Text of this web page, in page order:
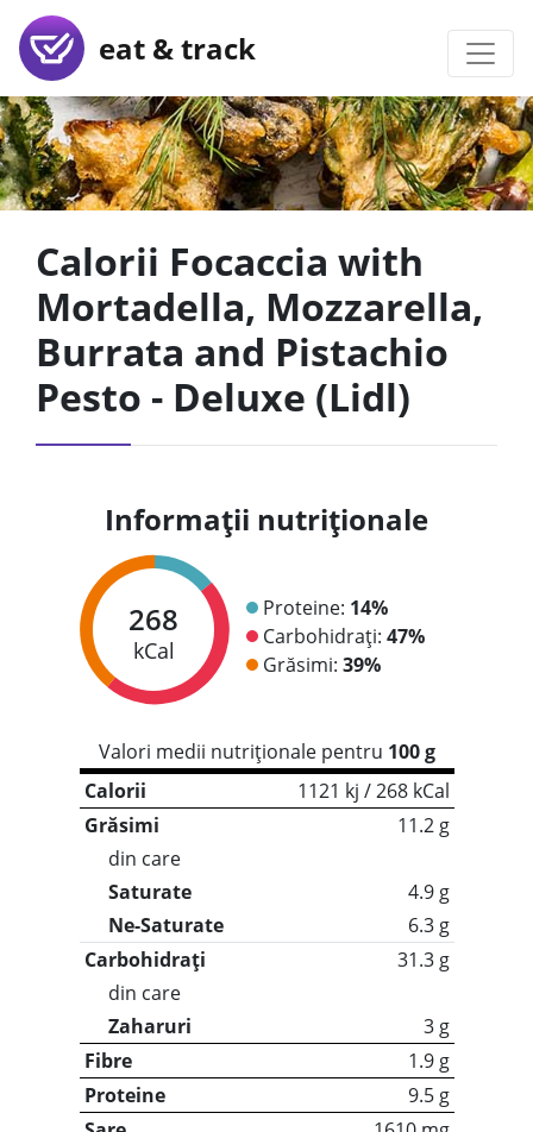
eat & track
Calorii Focaccia with
Mortadella, Mozzarella,
Burrata and Pistachio
Pesto - Deluxe (Lidl)
Informații nutriționale
268
kCal
Proteine: 14%
Carbohidrați: 47%
Grăsimi: 39%
Valori medii nutriționale pentru 100 g
Calorii
1121 kj / 268 kCal
Grăsimi
11.2 g
din care
Saturate
4.9 g
Ne-Saturate
6.3 g
Carbohidrați
31.3 g
din care
Zaharuri
3 g
Fibre
1.9 g
Proteine
9.5 g